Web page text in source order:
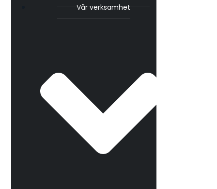
Vår verksamhet